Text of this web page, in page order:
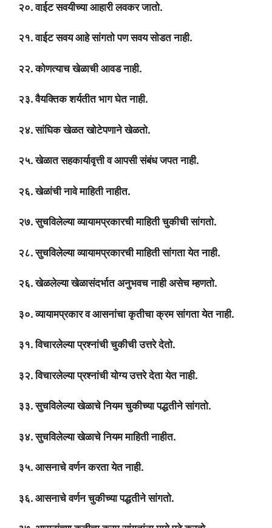
२०. वाईट सवयीच्या आहारी लवकर जातो.
२१. वाईट सवय आहे सांगतो पण सवय सोडत नाही.
२२. कोणत्याच खेळाची आवड नाही.
२३. वैयक्तिक शर्यतीत भाग घेत नाही.
२४. सांघिक खेळत खोटेपणाने खेळतो.
२५. खेळात सहकार्यावृत्ती व आपसी संबंध जपत नाही.
२६. खेळांची नावे माहिती नाहीत.
२७. सुचविलेल्या व्यायामप्रकारची माहिती चुकीची सांगतो.
२८. सुचविलेल्या व्यायामप्रकारची माहिती सांगता येत नाही.
२६. खेळलेल्या खेळासंदर्भात अनुभवच नाही असेच म्हणतो.
३०. व्यायामप्रकार व आसनांचा कृतीचा क्रम सांगता येत नाही.
३१. विचारलेल्या प्रश्नांची चुकीची उत्तरे देतो.
३२. विचारलेल्या प्रश्नांची योग्य उत्तरे देता येत नाही.
३३. सुचविलेल्या खेळाचे नियम चुकीच्या पद्धतीने सांगतो.
३४. सुचविलेल्या खेळाचे नियम माहिती नाहीत.
३५. आसनाचे वर्णन करता येत नाही.
३६. आसनाचे वर्णन चुकीच्या पद्धतीने सांगतो.